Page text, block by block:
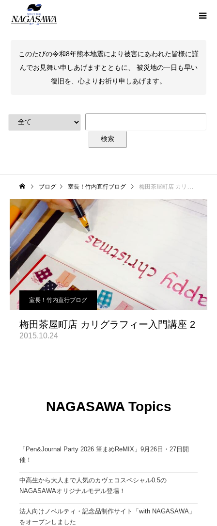
このたびの令和8年熊本地震により被害にあわれた皆様に謹
んでお見舞い申しあげますとともに、 被災地の一日も早い
復旧を、心よりお祈り申しあげます。
ブログ 室長！竹内直行ブログ 梅田茶屋町店 カリグラフィー入門講座 2
室長！竹内直行ブログ
梅田茶屋町店 カリグラフィー入門講座 2
2015.10.24
NAGASAWA Topics
「Pen&Journal Party 2026 筆まめReMIX」9月26日・27日開
催！
中高生から大人まで人気のカヴェコスペシャル0.5の
NAGASAWAオリジナルモデル登場！
法人向けノベルティ・記念品制作サイト「with NAGASAWA」
をオープンしました